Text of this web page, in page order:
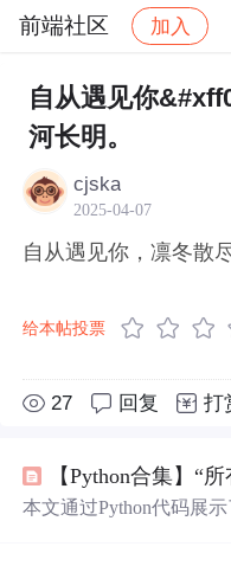
前端社区 加入
社区 前端社区
自从遇见你
河长明。
cjska
2025-04-07
自从遇见你，凛冬散
给本帖投票
27 回复 打
【Python合集】“
本文通过Python代码展